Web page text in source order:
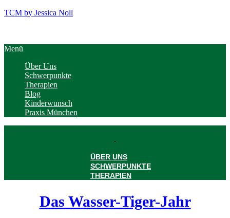
TCM by Jessica Noll
Menü
Über Uns
Schwerpunkte
Therapien
Blog
Kinderwunsch
Praxis München
ÜBER UNS
SCHWERPUNKTE
THERAPIEN
KINDERWUNSCH
PRAXIS MÜNCHEN
Das Wasser-Tiger-Jahr